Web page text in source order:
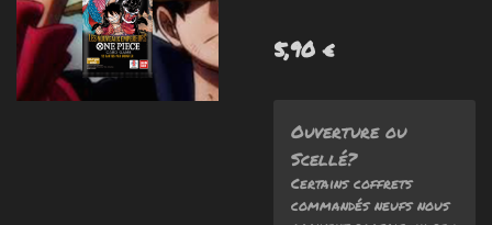
5,90 €
Ouverture ou
Scellé?
Certains coffrets
commandés neufs nous